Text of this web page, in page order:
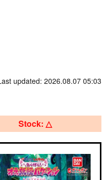
updated: 2026.08.07 05:03
Stock: △